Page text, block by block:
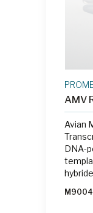
AMV
Avian
DNA-
M9004